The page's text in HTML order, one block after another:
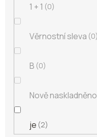
1 + 1 0
Věrnostní sleva 0
B 0
Nově naskladněno
je 2